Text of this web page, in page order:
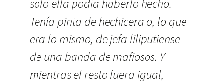
solo ella podía haberlo hecho.
Tenía pinta de hechicera o, lo que
era lo mismo, de jefa liliputiense
de una banda de mafiosos. Y
mientras el resto fuera igual,